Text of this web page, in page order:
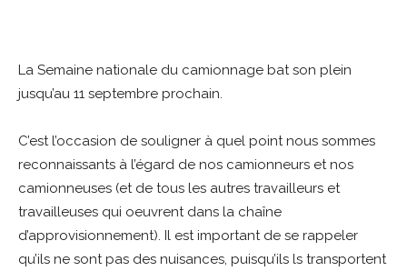
La Semaine nationale du camionnage bat son plein
jusqu’au 11 septembre prochain.
C’est l’occasion de souligner à quel point nous sommes
reconnaissants à l’égard de nos camionneurs et nos
camionneuses (et de tous les autres travailleurs et
travailleuses qui oeuvrent dans la chaîne
d’approvisionnement). Il est important de se rappeler
qu’ils ne sont pas des nuisances, puisqu’ils ls transportent